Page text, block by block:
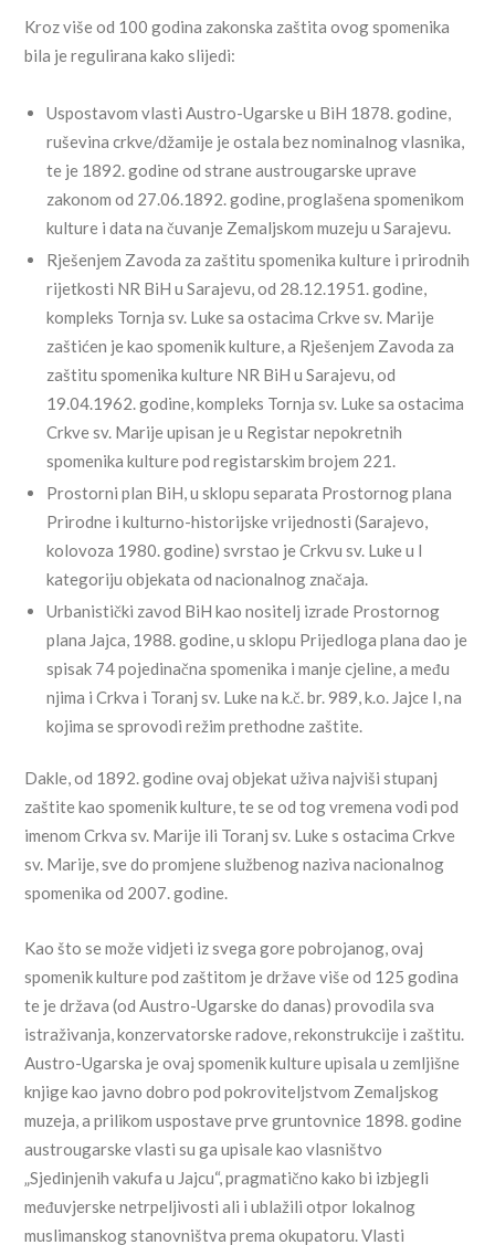
Kroz više od 100 godina zakonska zaštita ovog spomenika
bila je regulirana kako slijedi:
Uspostavom vlasti Austro-Ugarske u BiH 1878. godine,
ruševina crkve/džamije je ostala bez nominalnog vlasnika,
te je 1892. godine od strane austrougarske uprave
zakonom od 27.06.1892. godine, proglašena spomenikom
kulture i data na čuvanje Zemaljskom muzeju u Sarajevu.
Rješenjem Zavoda za zaštitu spomenika kulture i prirodnih
rijetkosti NR BiH u Sarajevu, od 28.12.1951. godine,
kompleks Tornja sv. Luke sa ostacima Crkve sv. Marije
zaštićen je kao spomenik kulture, a Rješenjem Zavoda za
zaštitu spomenika kulture NR BiH u Sarajevu, od
19.04.1962. godine, kompleks Tornja sv. Luke sa ostacima
Crkve sv. Marije upisan je u Registar nepokretnih
spomenika kulture pod registarskim brojem 221.
Prostorni plan BiH, u sklopu separata Prostornog plana
Prirodne i kulturno-historijske vrijednosti (Sarajevo,
kolovoza 1980. godine) svrstao je Crkvu sv. Luke u I
kategoriju objekata od nacionalnog značaja.
Urbanistički zavod BiH kao nositelj izrade Prostornog
plana Jajca, 1988. godine, u sklopu Prijedloga plana dao je
spisak 74 pojedinačna spomenika i manje cjeline, a među
njima i Crkva i Toranj sv. Luke na k.č. br. 989, k.o. Jajce I, na
kojima se sprovodi režim prethodne zaštite.
Dakle, od 1892. godine ovaj objekat uživa najviši stupanj
zaštite kao spomenik kulture, te se od tog vremena vodi pod
imenom Crkva sv. Marije ili Toranj sv. Luke s ostacima Crkve
sv. Marije, sve do promjene službenog naziva nacionalnog
spomenika od 2007. godine.
Kao što se može vidjeti iz svega gore pobrojanog, ovaj
spomenik kulture pod zaštitom je države više od 125 godina
te je država (od Austro-Ugarske do danas) provodila sva
istraživanja, konzervatorske radove, rekonstrukcije i zaštitu.
Austro-Ugarska je ovaj spomenik kulture upisala u zemljišne
knjige kao javno dobro pod pokroviteljstvom Zemaljskog
muzeja, a prilikom uspostave prve gruntovnice 1898. godine
austrougarske vlasti su ga upisale kao vlasništvo
„Sjedinjenih vakufa u Jajcu“, pragmatično kako bi izbjegli
međuvjerske netrpeljivosti ali i ublažili otpor lokalnog
muslimanskog stanovništva prema okupatoru. Vlasti